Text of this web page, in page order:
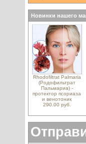
Новинки нашего
Rhodofiltrat Palmaria
(Родофильтрат
Пальмариа) -
протектор псориаза
и венотоник
290.00 руб.